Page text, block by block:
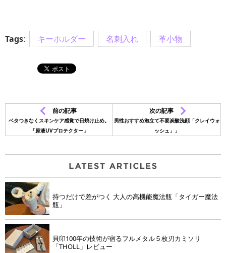
Tags: キーホルダー 名刺入れ 革小物
前の記事
ベタつきなくスキンケア感覚で日焼け止め。
「原液UVプロテクター」
次の記事
男性おすすめ泡立て不要炭酸洗顔「クレイウォ
ッシュ」」
持つだけで差がつく 大人の高機能魔法瓶「タイガー魔法
瓶」
貝印100年の技術が宿るフルメタル５枚刃カミソリ
「THOLL」レビュー